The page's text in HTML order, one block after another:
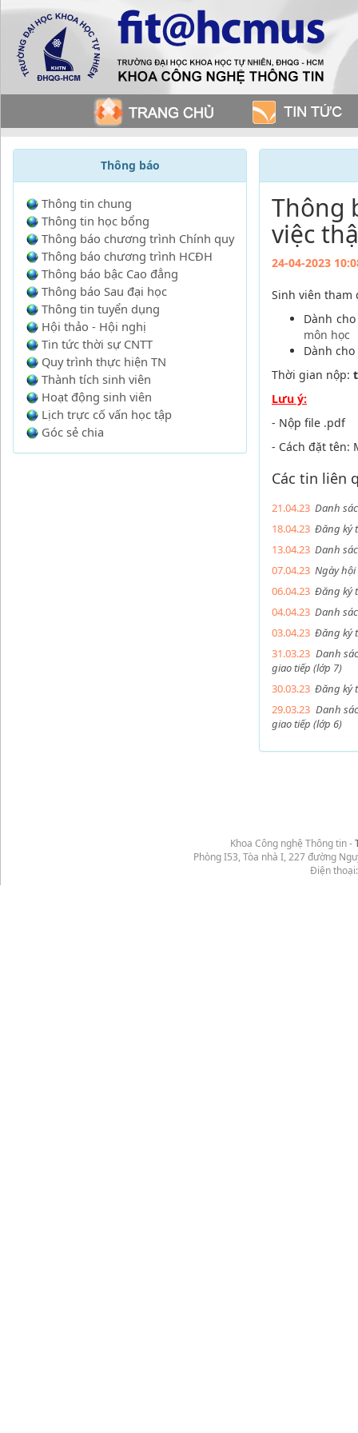
Thông báo
Thông tin chung
Thông tin học bổng
Thông báo chương trình Chính quy
Thông báo chương trình HCĐH
Thông báo bậc Cao đẳng
Thông báo Sau đại học
Thông tin tuyển dụng
Hội thảo - Hội nghị
Tin tức thời sự CNTT
Quy trình thực hiện TN
Thành tích sinh viên
Hoạt động sinh viên
Lịch trực cố vấn học tập
Góc sẻ chia
Thông
việc
24-04-2023
Sinh viên tham
Dành
môn học
Dành
Thời gian nộp:
Lưu ý:
- Nộp file .pdf
- Cách đặt tên:
Các tin liên
21.04.23 Danh
18.04.23 Đăng ký
13.04.23 Danh
07.04.23 Ngày
06.04.23 Đăng ký
04.04.23 Danh
03.04.23 Đăng ký
31.03.23 Danh
giao tiếp (lớp 7)
30.03.23 Đăng ký
29.03.23 Danh
giao tiếp (lớp 6)
Khoa Công nghệ Thông tin -
Phòng I53, Tòa nhà I, 227 đường
Điện